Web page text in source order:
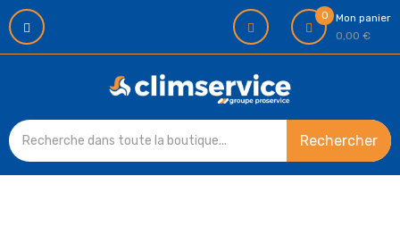
0
Mon panier
0,00 €
Rechercher